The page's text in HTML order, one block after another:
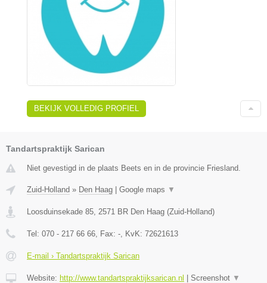
BEKIJK VOLLEDIG PROFIEL
Tandartspraktijk Sarican
Niet gevestigd in de plaats Beets en in de provincie Friesland.
Zuid-Holland » Den Haag Google maps ▼
Loosduinsekade 85, 2571 BR Den Haag (Zuid-Holland)
Tel: 070 - 217 66 66, Fax: -, KvK: 72621613
E-mail › Tandartspraktijk Sarican
Website: http://www.tandartspraktijksarican.nl Screenshot ▼